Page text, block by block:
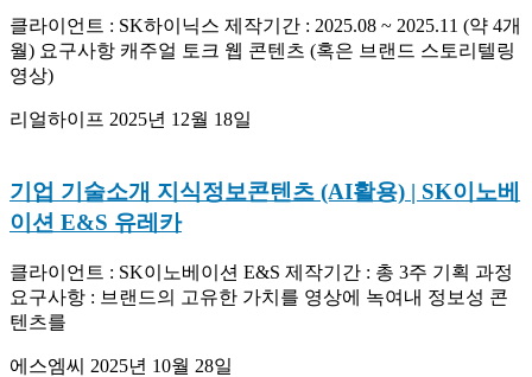
클라이언트 : SK하이닉스 제작기간 : 2025.08 ~ 2025.11 (약 4개
월) 요구사항 캐주얼 토크 웹 콘텐츠 (혹은 브랜드 스토리텔링
영상)
리얼하이프 2025년 12월 18일
기업 기술소개 지식정보콘텐츠 (AI활용) | SK이노베
이션 E&S 유레카
클라이언트 : SK이노베이션 E&S 제작기간 : 총 3주 기획 과정
요구사항 : 브랜드의 고유한 가치를 영상에 녹여내 정보성 콘
텐츠를
에스엠씨 2025년 10월 28일